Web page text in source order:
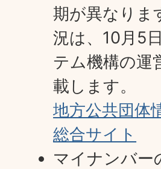
期が異なりま
況は、10月5
テム機構の運
載します。
地方公共団体
総合サイト
マイナンバー